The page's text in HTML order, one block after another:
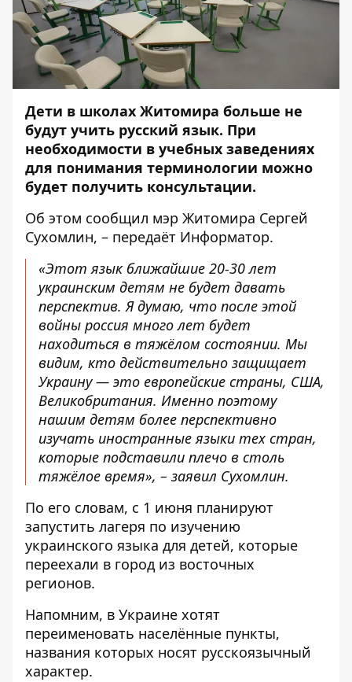
Дети в школах Житомира больше не
будут учить русский язык. При
необходимости в учебных заведениях
для понимания терминологии можно
будет получить консультации.
Об этом сообщил мэр Житомира Сергей
Сухомлин, – передаёт Информатор.
«Этот язык ближайшие 20-30 лет
украинским детям не будет давать
перспектив. Я думаю, что после этой
войны россия много лет будет
находиться в тяжёлом состоянии. Мы
видим, кто действительно защищает
Украину — это европейские страны, США,
Великобритания. Именно поэтому
нашим детям более перспективно
изучать иностранные языки тех стран,
которые подставили плечо в столь
тяжёлое время», – заявил Сухомлин.
По его словам, с 1 июня планируют
запустить лагеря по изучению
украинского языка для детей, которые
переехали в город из восточных
регионов.
Напомним, в Украине хотят
переименовать населённые пункты,
названия которых носят русскоязычный
характер.